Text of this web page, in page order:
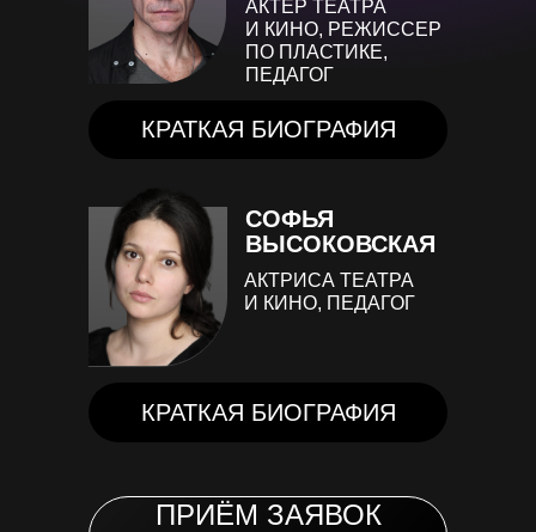
ПРИЁМ ЗАЯВОК
АКТЕР ТЕАТРА
И КИНО, РЕЖИССЕР
ПО ПЛАСТИКЕ,
ПЕДАГОГ
КРАТКАЯ БИОГРАФИЯ
СОФЬЯ
ВЫСОКОВСКАЯ
АКТРИСА ТЕАТРА
И КИНО, ПЕДАГОГ
КРАТКАЯ БИОГРАФИЯ